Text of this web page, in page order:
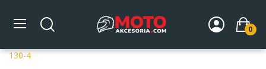
0
Strona główna DLA MOTOCYKLA
Układ paliwowy
130-4